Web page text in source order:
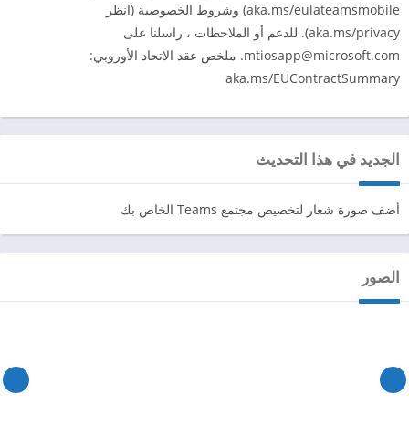
aka.ms/eulateamsmobile) وشروط الخصوصية (انظر
aka.ms/privacy). للدعم أو الملاحظات ، راسلنا على
mtiosapp@microsoft.com. ملخص عقد الاتحاد الأوروبي:
aka.ms/EUContractSummary
الجديد في هذا التحديث
أضف صورة شعار لتخصيص مجتمع Teams الخاص بك
الصور